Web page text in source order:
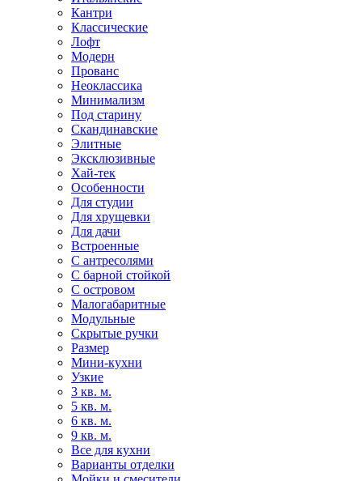
Кантри
Классические
Лофт
Модерн
Прованс
Неоклассика
Минимализм
Под старину
Скандинавские
Элитные
Эксклюзивные
Хай-тек
Особенности
Для студии
Для хрущевки
Для дачи
Встроенные
С антресолями
С барной стойкой
С островом
Малогабаритные
Модульные
Скрытые ручки
Размер
Мини-кухни
Узкие
3 кв. м.
5 кв. м.
6 кв. м.
9 кв. м.
Все для кухни
Варианты отделки